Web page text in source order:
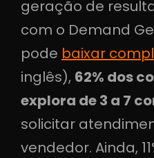
geração de
com o Demand
pode baixar
inglês), 62% dos
explora de 3 a 7
solicitar
vendedor. Ainda,